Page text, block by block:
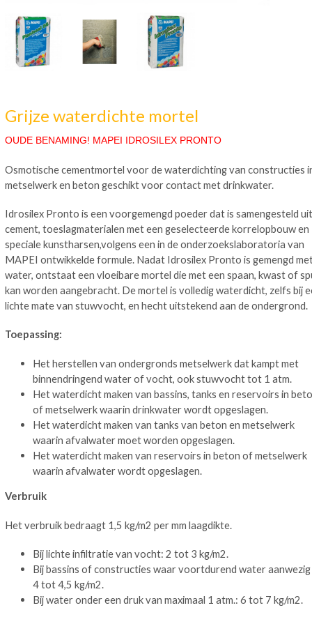
Grijze waterdichte mortel
OUDE BENAMING! MAPEI IDROSILEX PRONTO
Osmotische cementmortel voor de waterdichting van constructies
metselwerk en beton geschikt voor contact met drinkwater.
Idrosilex Pronto is een voorgemengd poeder dat is samengesteld uit
cement, toeslagmaterialen met een geselecteerde korrelopbouw en
speciale kunstharsen,volgens een in de onderzoekslaboratoria van
MAPEI ontwikkelde formule. Nadat Idrosilex Pronto is gemengd
water, ontstaat een vloeibare mortel die met een spaan, kwast of
kan worden aangebracht. De mortel is volledig waterdicht, zelfs bij
lichte mate van stuwvocht, en hecht uitstekend aan de ondergrond.
Toepassing:
Het herstellen van ondergronds metselwerk dat kampt met
binnendringend water of vocht, ook stuwvocht tot 1 atm.
Het waterdicht maken van bassins, tanks en reservoirs in
of metselwerk waarin drinkwater wordt opgeslagen.
Het waterdicht maken van tanks van beton en metselwerk
waarin afvalwater moet worden opgeslagen.
Het waterdicht maken van reservoirs in beton of metselwerk
waarin afvalwater wordt opgeslagen.
Verbruik
Het verbruik bedraagt 1,5 kg/m2 per mm laagdikte.
Bij lichte infiltratie van vocht: 2 tot 3 kg/m2.
Bij bassins of constructies waar voortdurend water aanwezig
4 tot 4,5 kg/m2.
Bij water onder een druk van maximaal 1 atm.: 6 tot 7 kg/m2.